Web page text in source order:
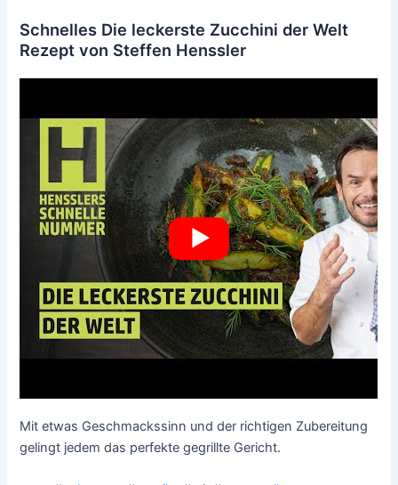
Schnelles Die leckerste Zucchini der Welt
Rezept von Steffen Henssler
Mit etwas Geschmackssinn und der richtigen Zubereitung
gelingt jedem das perfekte gegrillte Gericht.